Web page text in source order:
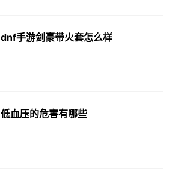
dnf手游剑豪带火套怎么样
低血压的危害有哪些